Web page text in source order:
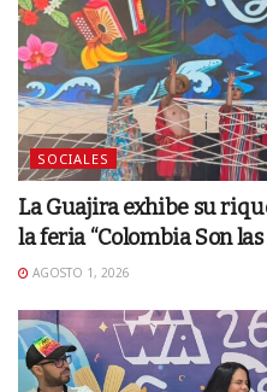
SOCIALES
La Guajira exhibe su
la feria “Colombia Son
AGOSTO 1, 2026